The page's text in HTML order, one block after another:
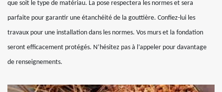
que soit le type de matériau. La pose respectera les normes et sera
parfaite pour garantir une étanchéité de la gouttière. Confiez-lui les
travaux pour une installation dans les normes. Vos murs et la fondation
seront efficacement protégés. N’hésitez pas à l’appeler pour davantage
de renseignements.